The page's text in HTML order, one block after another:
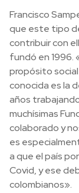
Francisco
que este tipo
contribuir con
fundó en 1996.
propósito
conocida es la
años
muchísimas
colaborado y
es
a que el país
Covid, y ese
colombianos».